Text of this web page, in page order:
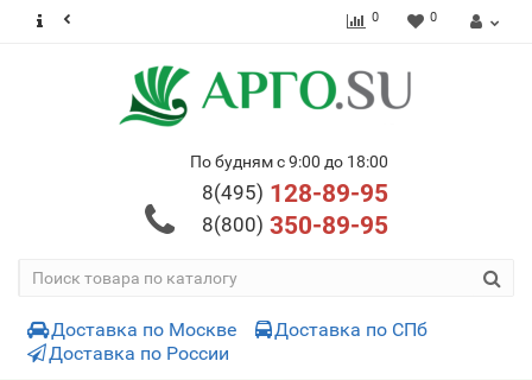
0 0
По будням с 9:00 до 18:00
8(495) 128-89-95
8(800) 350-89-95
Доставка по Москве
Доставка по СПб
Доставка по России